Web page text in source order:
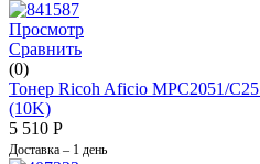
Просмотр
Сравнить
(0)
Тонер Ricoh Aficio MPC2051/
(10K)
5 510 Р
Доставка – 1 день